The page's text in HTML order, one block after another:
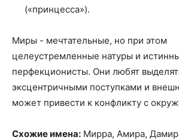
(«принцесса»).
Миры - мечтательные, но при этом
целеустремленные натуры и
перфекционисты. Они любят
эксцентричными поступками и
может привести к конфликту с
Схожие имена: Мирра, Амира,